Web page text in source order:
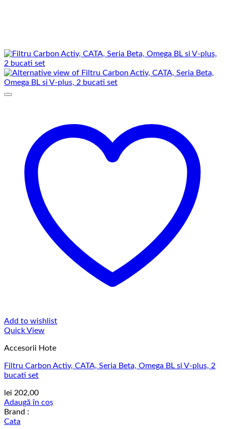
Add to wishlist
Quick View
Accesorii Hote
Filtru Carbon Activ, CATA, Seria Beta, Omega BL si V-plus, 2
bucati set
lei 202,00
Adaugă în coș
Brand :
Cata